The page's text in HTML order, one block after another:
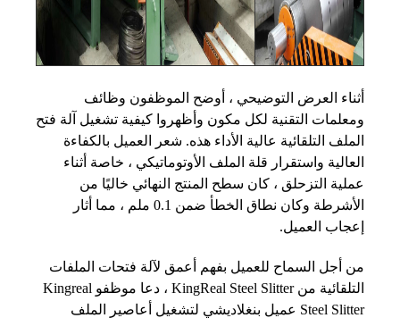
أثناء العرض التوضيحي ، أوضح الموظفون وظائف
ومعلمات التقنية لكل مكون وأظهروا كيفية تشغيل آلة فتح
الملف التلقائية عالية الأداء هذه. شعر العميل بالكفاءة
العالية واستقرار قلة الملف الأوتوماتيكي ، خاصة أثناء
عملية التزحلق ، كان سطح المنتج النهائي خاليًا من
الأشرطة وكان نطاق الخطأ ضمن 0.1 ملم ، مما أثار
إعجاب العميل.
من أجل السماح للعميل بفهم أعمق لآلة فتحات الملفات
التلقائية من KingReal Steel Slitter ، دعا موظفو Kingreal
Steel Slitter عميل بنغلاديشي لتشغيل أعاصير الملف